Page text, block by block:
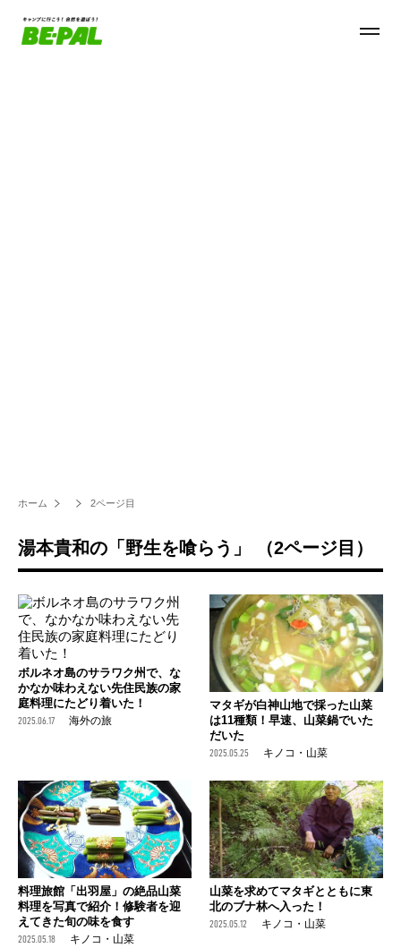
ホーム 2ページ目
湯本貴和の「野生を喰らう」 （2ページ目）
ボルネオ島のサラワク州で、な
かなか味わえない先住民族の家
庭料理にたどり着いた！
2025.06.17 海外の旅
マタギが白神山地で採った山菜
は11種類！早速、山菜鍋でいた
だいた
2025.05.25 キノコ・山菜
料理旅館「出羽屋」の絶品山菜
料理を写真で紹介！修験者を迎
えてきた旬の味を食す
2025.05.18 キノコ・山菜
山菜を求めてマタギとともに東
北のブナ林へ入った！
2025.05.12 キノコ・山菜